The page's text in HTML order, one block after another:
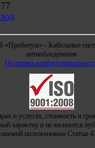
«Пробатум» - Кабельные
антиобледенения
Политика
и услугах, стоимость и
характер и не являются
положениями Статьи